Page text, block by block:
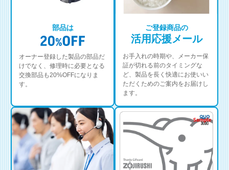
部品は
オーナー登録した製品の部品だ
けでなく、修理時に必要となる
交換部品も20%OFFになりま
す。
ご登録商品の
活用応援メール
お手入れの時期や、メーカー保
証が切れる前のタイミングな
ど、製品を長く快適にお使いい
ただくためのご案内をお届けし
ます。